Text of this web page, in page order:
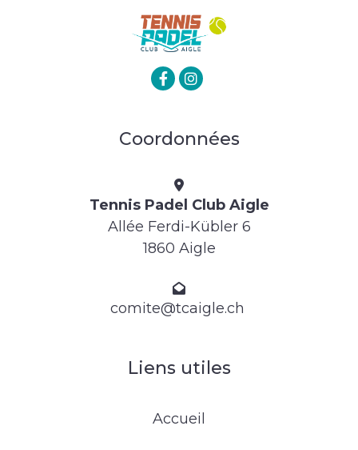
Coordonnées
Tennis Padel Club Aigle
Allée Ferdi-Kübler 6
1860 Aigle
comite@tcaigle.ch
Liens utiles
Accueil